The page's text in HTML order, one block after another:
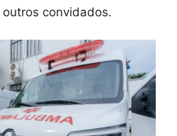
convidados.